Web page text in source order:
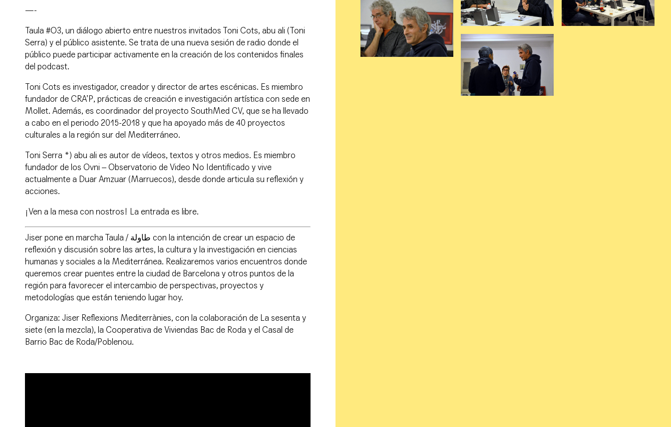
—-
Taula #O3, un diálogo abierto entre nuestros invitados Toni Cots, abu ali (Toni
Serra) y el público asistente. Se trata de una nueva sesión de radio donde el
público puede participar activamente en la creación de los contenidos finales
del podcast.
Toni Cots es investigador, creador y director de artes escénicas. Es miembro
fundador de CRA’P, prácticas de creación e investigación artística con sede en
Mollet. Además, es coordinador del proyecto SouthMed CV, que se ha llevado
a cabo en el periodo 2015-2018 y que ha apoyado más de 40 proyectos
culturales a la región sur del Mediterráneo.
Toni Serra *) abu ali es autor de vídeos, textos y otros medios. Es miembro
fundador de los Ovni – Observatorio de Video No Identificado y vive
actualmente a Duar Amzuar (Marruecos), desde donde articula su reflexión y
acciones.
¡Ven a la mesa con nostros! La entrada es libre.
Jiserpone en marcha Taula / طاولة con la intención de crear un espacio de
reflexión y discusión sobre las artes, la cultura y la investigación en ciencias
humanas y sociales a la Mediterránea. Realizaremos varios encuentros donde
queremos crear puentes entre la ciudad de Barcelona y otros puntos de la
región para favorecer el intercambio de perspectivas, proyectos y
metodologías que están teniendo lugar hoy.
Organiza: Jiser Reflexions Mediterrànies, con la colaboración de La sesenta y
siete (en la mezcla), la Cooperativa de Viviendas Bac de Roda y el Casal de
Barrio Bac de Roda/Poblenou.